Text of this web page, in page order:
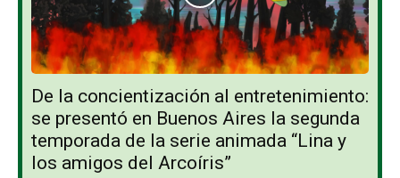
De la concientización al entretenimiento:
se presentó en Buenos Aires la segunda
temporada de la serie animada “Lina y
los amigos del Arcoíris”